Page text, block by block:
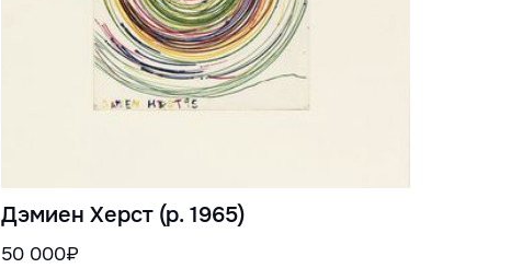
Дэмиен Херст (р. 1965)
50 000₽